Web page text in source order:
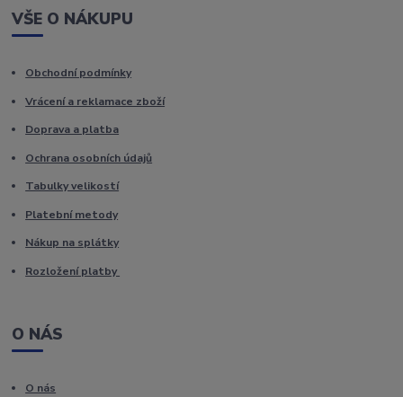
VŠE O NÁKUPU
Obchodní podmínky
Vrácení a reklamace zboží
Doprava a platba
Ochrana osobních údajů
Tabulky velikostí
Platební metody
Nákup na splátky
Rozložení platby
O NÁS
O nás